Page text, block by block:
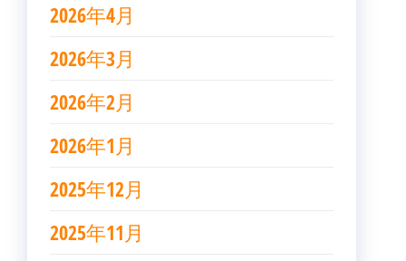
2026年4月
2026年3月
2026年2月
2026年1月
2025年12月
2025年11月